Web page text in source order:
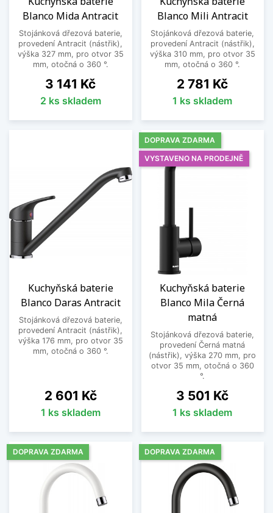
Blanco Mida Antracit
Stojánková dřezová baterie,
provedení Antracit (nástřik),
výška 327 mm, pro otvor 35
mm, otočná o 360 °.
Cena
3 141 Kč
2 ks skladem
Blanco Mili Antracit
Stojánková dřezová baterie,
provedení Antracit (nástřik),
výška 310 mm, pro otvor 35
mm, otočná o 360 °.
Cena
2 781 Kč
1 ks skladem
Kuchyňská baterie
Blanco Daras Antracit
Stojánková dřezová baterie,
provedení Antracit (nástřik),
výška 176 mm, pro otvor 35
mm, otočná o 360 °.
Cena
2 601 Kč
1 ks skladem
Kuchyňská baterie
Blanco Mila Černá
matná
Stojánková dřezová baterie,
provedení Černá matná
(nástřik), výška 270 mm, pro
otvor 35 mm, otočná o 360
°.
Cena
3 501 Kč
1 ks skladem
DOPRAVA ZDARMA
VYSTAVENO NA PRODEJNĚ
DOPRAVA ZDARMA DOPRAVA ZDARMA